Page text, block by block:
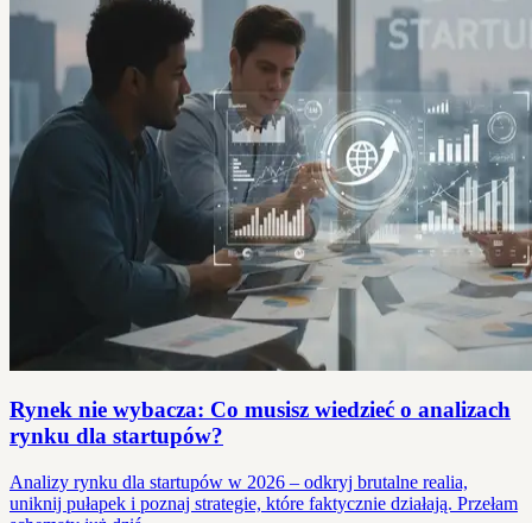
Rynek nie wybacza: Co musisz wiedzieć o analizach
rynku dla startupów?
Analizy rynku dla startupów w 2026 – odkryj brutalne realia,
uniknij pułapek i poznaj strategie, które faktycznie działają. Przełam